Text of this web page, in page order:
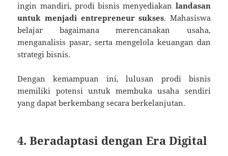
ingin mandiri, prodi bisnis menyediakan landasan
untuk menjadi entrepreneur sukses. Mahasiswa
belajar bagaimana merencanakan usaha,
menganalisis pasar, serta mengelola keuangan dan
strategi bisnis.
Dengan kemampuan ini, lulusan prodi bisnis
memiliki potensi untuk membuka usaha sendiri
yang dapat berkembang secara berkelanjutan.
4. Beradaptasi dengan Era Digital